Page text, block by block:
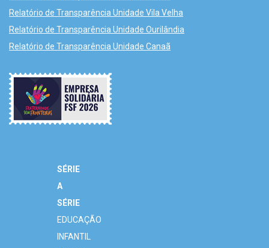
Relatório de Transparência Unidade Vila Velha
Relatório de Transparência Unidade Ourilândia
Relatório de Transparência Unidade Canaã
SÉRIE
A
SÉRIE
EDUCAÇÃO
INFANTIL